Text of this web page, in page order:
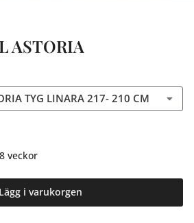
ASTORIA
TYG LINARA 217- 210 CM
veckor
Lägg i varukorgen